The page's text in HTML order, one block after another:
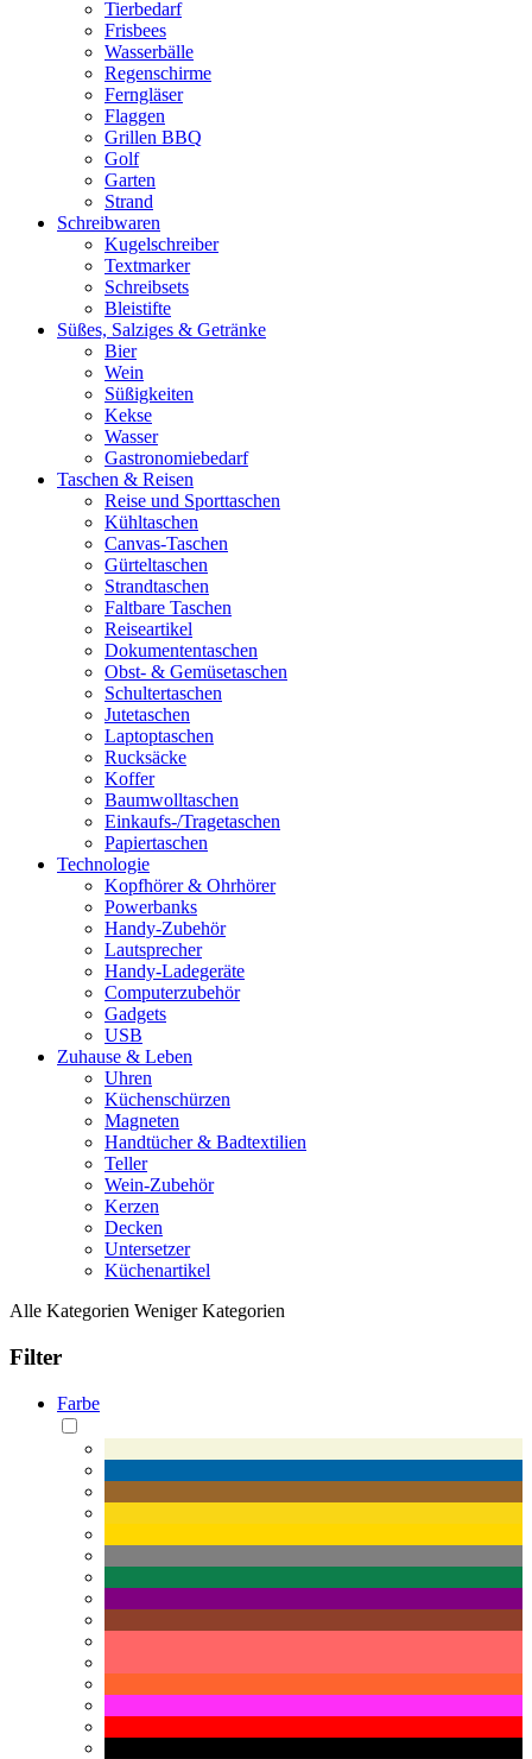
Tierbedarf
Frisbees
Wasserbälle
Regenschirme
Ferngläser
Flaggen
Grillen BBQ
Golf
Garten
Strand
Schreibwaren
Kugelschreiber
Textmarker
Schreibsets
Bleistifte
Süßes, Salziges & Getränke
Bier
Wein
Süßigkeiten
Kekse
Wasser
Gastronomiebedarf
Taschen & Reisen
Reise und Sporttaschen
Kühltaschen
Canvas-Taschen
Gürteltaschen
Strandtaschen
Faltbare Taschen
Reiseartikel
Dokumententaschen
Obst- & Gemüsetaschen
Schultertaschen
Jutetaschen
Laptoptaschen
Rucksäcke
Koffer
Baumwolltaschen
Einkaufs-/Tragetaschen
Papiertaschen
Technologie
Kopfhörer & Ohrhörer
Powerbanks
Handy-Zubehör
Lautsprecher
Handy-Ladegeräte
Computerzubehör
Gadgets
USB
Zuhause & Leben
Uhren
Küchenschürzen
Magneten
Handtücher & Badtextilien
Teller
Wein-Zubehör
Kerzen
Decken
Untersetzer
Küchenartikel
Alle Kategorien Weniger Kategorien
Filter
Farbe